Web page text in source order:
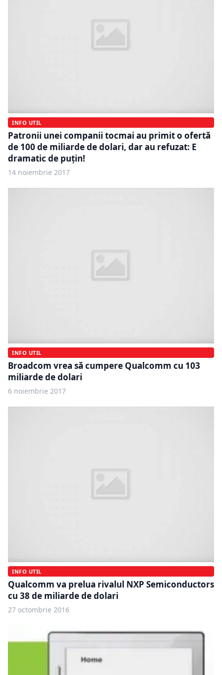
INFO UTIL
Patronii unei companii tocmai au primit o ofertă
de 100 de miliarde de dolari, dar au refuzat: E
dramatic de puțin!
14 noiembrie 2017
INFO UTIL
Broadcom vrea să cumpere Qualcomm cu 103
miliarde de dolari
6 noiembrie 2017
INFO UTIL
Qualcomm va prelua rivalul NXP Semiconductors
cu 38 de miliarde de dolari
27 octombrie 2016